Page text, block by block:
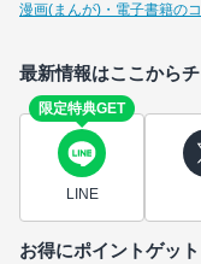
漫画(まんが)・電子書籍の
最新情報はここからチ
限定特典GET
LINE
お得にポイントゲット